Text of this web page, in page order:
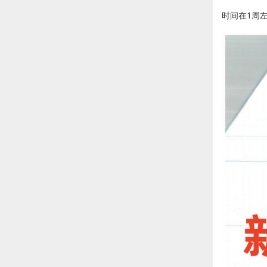
时间在1周